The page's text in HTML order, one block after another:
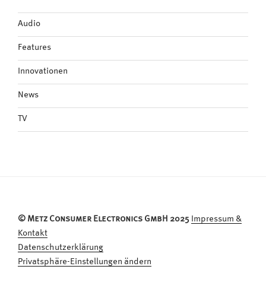
Audio
Features
Innovationen
News
TV
© Metz Consumer Electronics GmbH 2025 Impressum &
Kontakt
Datenschutzerklärung
Privatsphäre-Einstellungen ändern